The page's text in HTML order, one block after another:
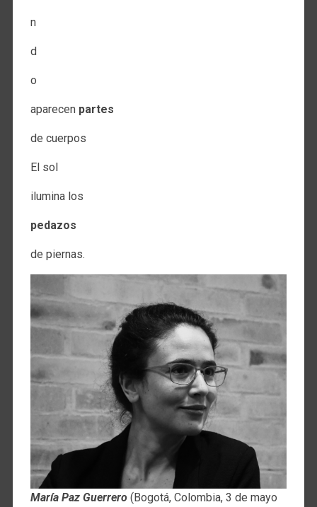
n
d
o
aparecen partes
de cuerpos
El sol
ilumina los
pedazos
de piernas.
María Paz Guerrero(Bogotá, Colombia, 3 de mayo